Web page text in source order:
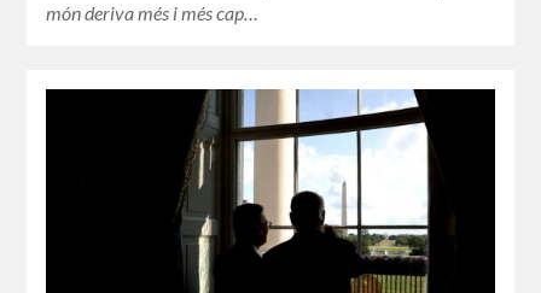
món deriva més i més cap…